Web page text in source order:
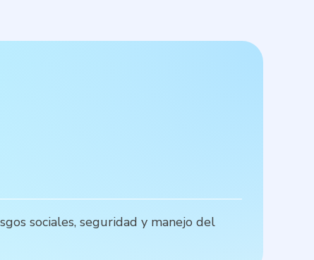
sociales, seguridad y manejo del